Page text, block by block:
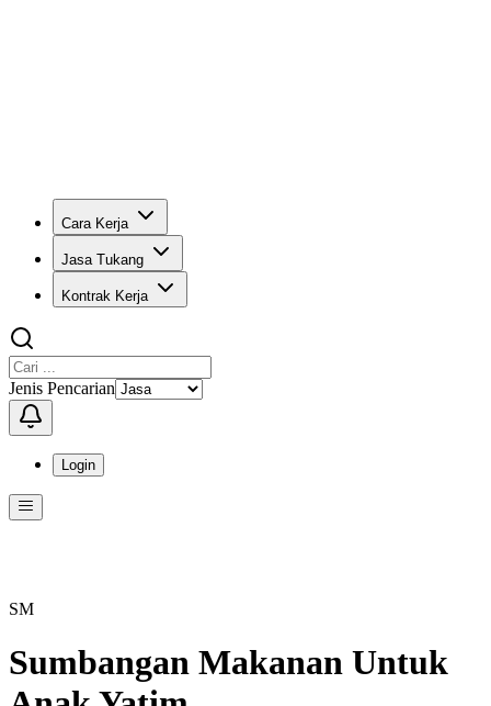
Cara Kerja
Jasa Tukang
Kontrak Kerja
Jenis Pencarian
Login
Menu ini berisi navigasi untuk mengakses fitur-fitur di KangPro
SM
Sumbangan Makanan Untuk